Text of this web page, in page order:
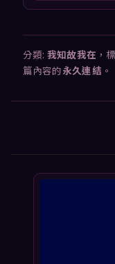
分類: 我知故我在 ，
篇內容的永久連結 。